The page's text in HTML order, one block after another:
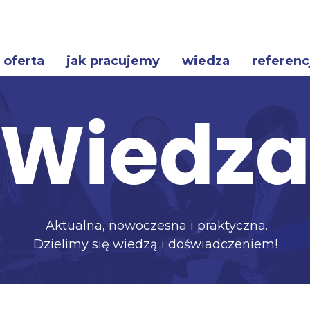
oferta jak pracujemy wiedza
Wiedza
Aktualna, nowoczesna i praktyczna.
Dzielimy się wiedzą i doświadczeniem!